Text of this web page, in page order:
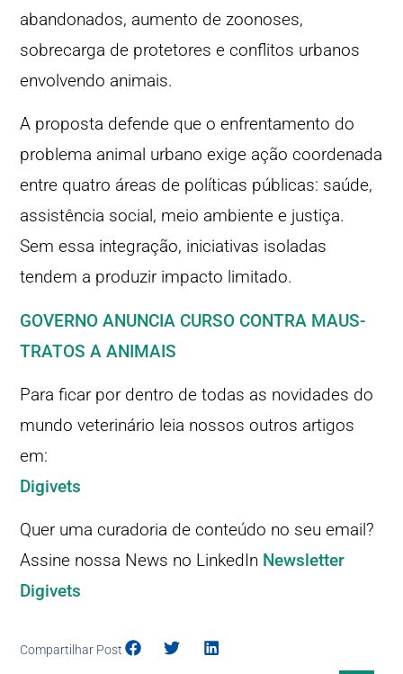
abandonados, aumento de zoonoses,
sobrecarga de protetores e conflitos urbanos
envolvendo animais.
A proposta defende que o enfrentamento do
problema animal urbano exige ação coordenada
entre quatro áreas de políticas públicas: saúde,
assistência social, meio ambiente e justiça.
Sem essa integração, iniciativas isoladas
tendem a produzir impacto limitado.
GOVERNO ANUNCIA CURSO CONTRA MAUS-
TRATOS A ANIMAIS
Para ficar por dentro de todas as novidades do
mundo veterinário leia nossos outros artigos
em:
Digivets
Quer uma curadoria de conteúdo no seu email?
Assine nossa News no LinkedIn Newsletter
Digivets
Compartilhar Post